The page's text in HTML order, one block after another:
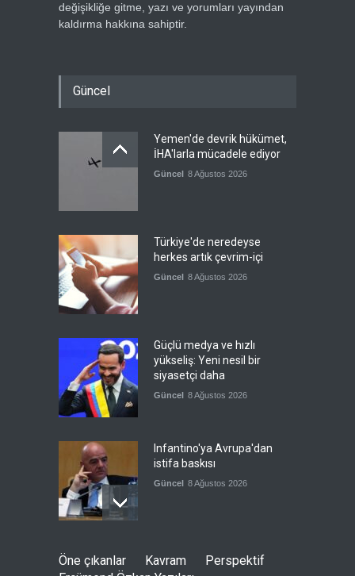
değişikliğe gitme, yazı ve yorumları yayından
kaldırma hakkına sahiptir.
Güncel
Yemen'de devrik hükümet,
İHA'larla mücadele ediyor
Güncel 8 Ağustos 2026
Türkiye'de neredeyse
herkes artık çevrim-içi
Güncel 8 Ağustos 2026
Güçlü medya ve hızlı
yükseliş: Yeni nesil bir
siyasetçi daha
Güncel 8 Ağustos 2026
Infantino'ya Avrupa'dan
istifa baskısı
Güncel 8 Ağustos 2026
Kolombiya, solcu Petro'nun
yerine aşırı sağcı Espriella'yı
Öne çıkanlar Kavram
Perspektif